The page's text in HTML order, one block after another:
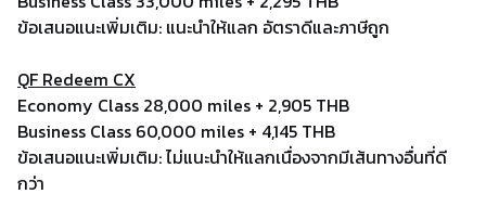
ข้อเสนอแนะเพิ่มเติม: แนะนำให้แลก อัตราดีและภาษีถูก
QF Redeem CX
Economy Class 28,000 miles + 2,905 THB
Business Class 60,000 miles + 4,145 THB
ข้อเสนอแนะเพิ่มเติม: ไม่แนะนำให้แลกเนื่องจากมีเส้นทางอื่นที่ดี
กว่า